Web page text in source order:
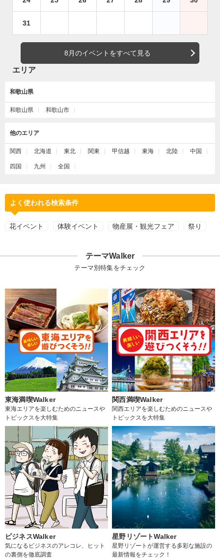
31
8月のイベントをすべて見る
エリア
和歌山県
和歌山県 和歌山市
他のエリア
関西 北海道 東北 関東 甲信越 東海 北陸 中国
四国 九州 全国
よく使われる検索条件
花イベント 体験イベント 物産展・観光フェア 祭り
テーマWalker
テーマ別特集をチェック
東海満喫Walker
東海エリアを楽しむためのニュースや
トピックスを大特集
関西満喫Walker
関西エリアを楽しむためのニュースや
トピックスを大特集
ビジネスWalker
気になるビジネスのアレコレ、ヒット
の裏側を徹底調査
星野リゾートWalker
星野リゾートが運営する多彩な施設の
最新情報をチェック！